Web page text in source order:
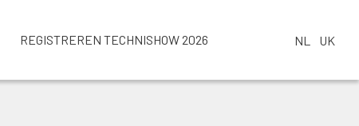
REGISTREREN TECHNISHOW 2026 NL UK